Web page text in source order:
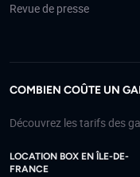
Revue de presse
COMBIEN COÛTE UN
Découvrez les tarifs des
LOCATION BOX EN ÎLE-DE-
FRANCE